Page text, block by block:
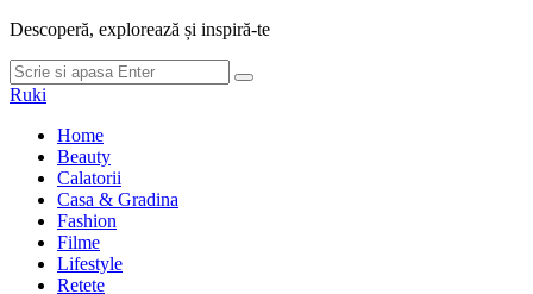
Descoperă, explorează și inspiră-te
Cauta
dupa:
Cauta
Ruki
Home
Beauty
Calatorii
Casa & Gradina
Fashion
Filme
Lifestyle
Retete